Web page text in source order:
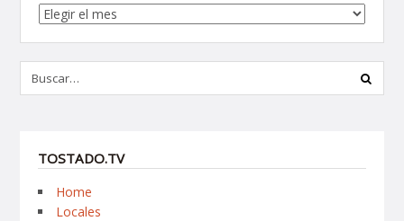
Archivos
TOSTADO.TV
Home
Locales